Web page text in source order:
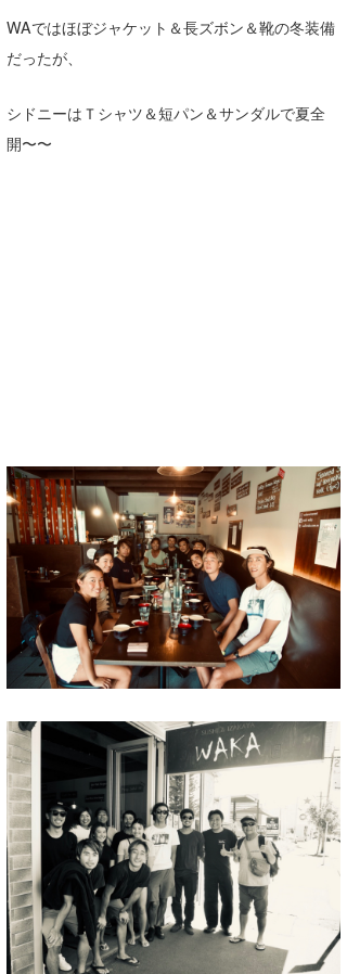
WAではほぼジャケット＆長ズボン＆靴の冬装備
だったが、
シドニーはＴシャツ＆短パン＆サンダルで夏全
開〜〜